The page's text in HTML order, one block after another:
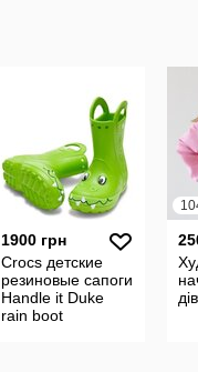
1900 грн
Crocs детские
резиновые сапоги
Handle it Duke
rain boot